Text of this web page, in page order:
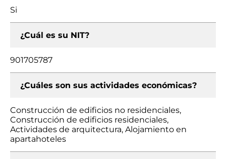
Si
¿Cuál es su NIT?
901705787
¿Cuáles son sus actividades económicas?
Construcción de edificios no residenciales,
Construcción de edificios residenciales,
Actividades de arquitectura, Alojamiento en
apartahoteles